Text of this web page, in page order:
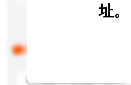
你们能提供的最优惠价格是多少？
址。